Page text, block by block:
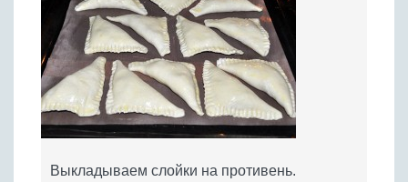
Выкладываем слойки на противень.